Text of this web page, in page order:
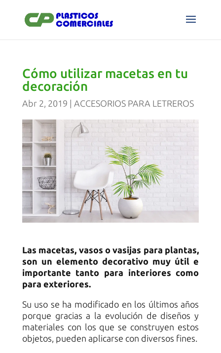
Cómo utilizar macetas en tu
decoración
Abr 2, 2019 ACCESORIOS PARA LETREROS
Las macetas, vasos o vasijas para plantas,
son un elemento decorativo muy útil e
importante tanto para interiores como
para exteriores.
Su uso se ha modificado en los últimos años
porque gracias a la evolución de diseños y
materiales con los que se construyen estos
objetos, pueden aplicarse con diversos fines.